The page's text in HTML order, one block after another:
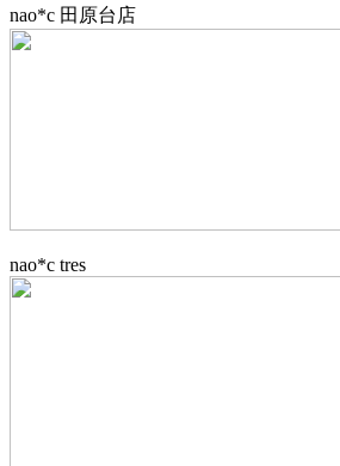
nao*c 田原台店
nao*c tres